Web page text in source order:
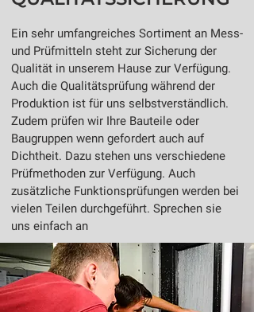
Ein sehr umfangreiches Sortiment an Mess-
und Prüfmitteln steht zur Sicherung der
Qualität in unserem Hause zur Verfügung.
Auch die Qualitätsprüfung während der
Produktion ist für uns selbstverständlich.
Zudem prüfen wir Ihre Bauteile oder
Baugruppen wenn gefordert auch auf
Dichtheit. Dazu stehen uns verschiedene
Prüfmethoden zur Verfügung. Auch
zusätzliche Funktionsprüfungen werden bei
vielen Teilen durchgeführt. Sprechen sie
uns einfach an